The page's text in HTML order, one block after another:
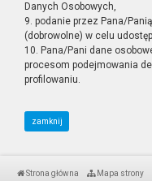
Danych Osobowych,
9. podanie przez Pana/
(dobrowolne) w celu
10. Pana/Pani dane
procesom podejmowania
profilowaniu.
zamknij
Strona główna Mapa strony